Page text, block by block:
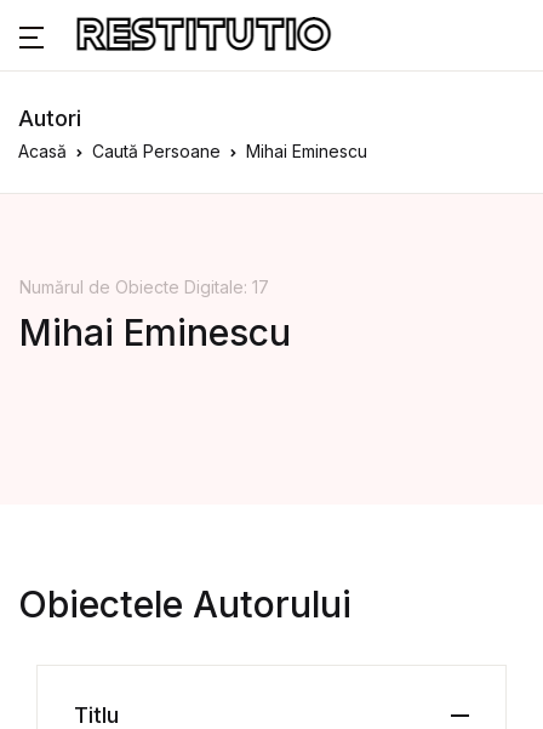
Autori
Acasă Caută Persoane Mihai Eminescu
Numărul de Obiecte Digitale: 17
Mihai Eminescu
Obiectele Autorului
Titlu